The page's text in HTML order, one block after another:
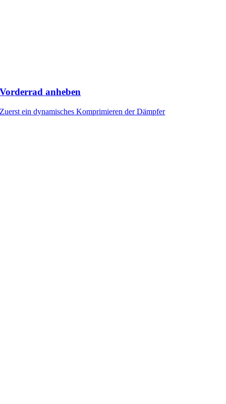
Vorderrad anheben
Zuerst ein dynamisches Komprimieren der Dämpfer